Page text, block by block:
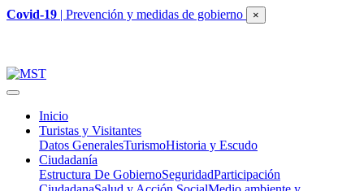
Covid-19 | Prevención y medidas de gobierno ×
Inicio
Turistas y Visitantes
Datos GeneralesTurismoHistoria y Escudo
Ciudadanía
Estructura De GobiernoSeguridadParticipación